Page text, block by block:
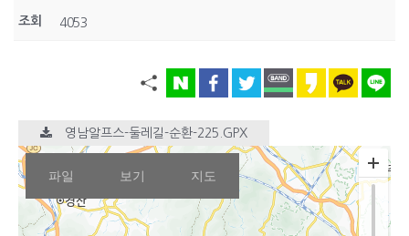
조회 4053
영남알프스-둘레길-순환-225.GPX